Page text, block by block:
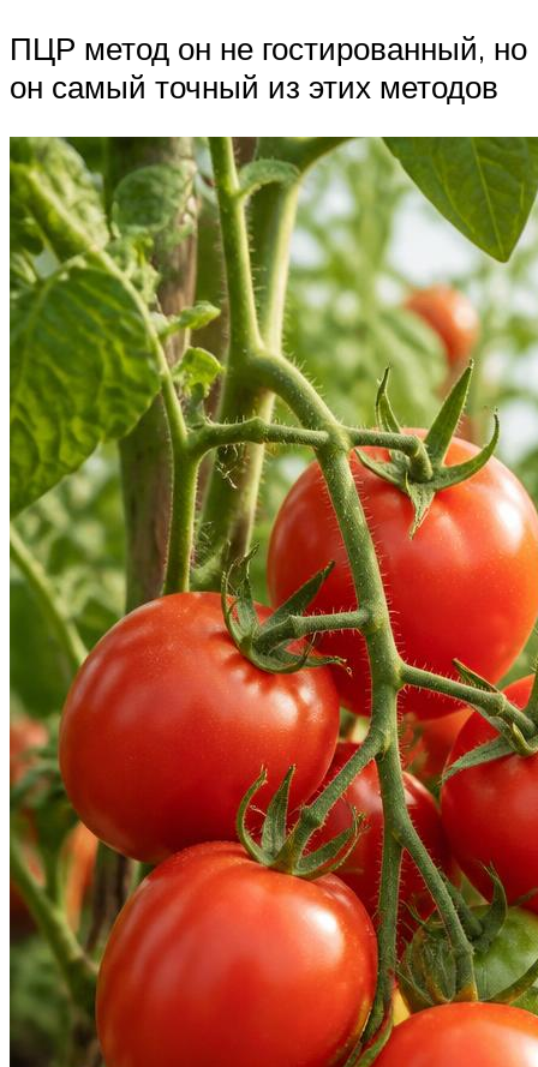
ПЦР метод он не гостированный, но
он самый точный из этих методов